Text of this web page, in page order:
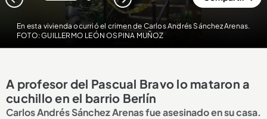
En esta vivienda ocurrió el crimen de Carlos Andrés Sánchez Arenas.
FOTO: GUILLERMO LEÓN OSPINA MUÑOZ
A profesor del Pascual Bravo lo mataron a
cuchillo en el barrio Berlín
Carlos Andrés Sánchez Arenas fue asesinado en su casa.